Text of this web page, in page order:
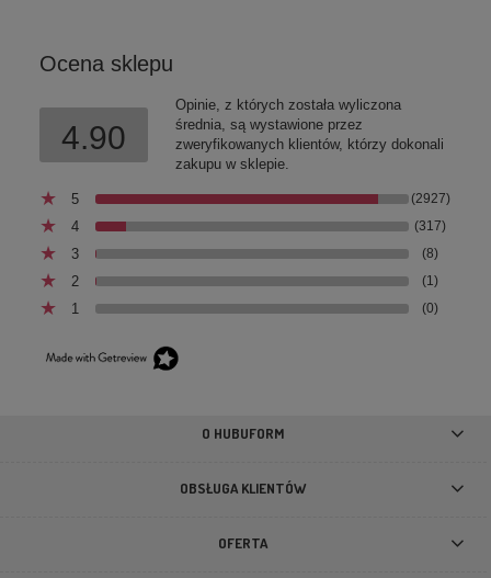
rosole Inaba Ciao Broth Chicken With Tuna Recipe 40g
Ocena sklepu
4.90
Opinie, z których została wyliczona
średnia, są wystawione przez
zweryfikowanych klientów, którzy dokonali
zakupu w sklepie.
5 (2927)
4 (317)
3 (8)
2 (1)
1 (0)
O HUBUFORM
OBSŁUGA KLIENTÓW
OFERTA